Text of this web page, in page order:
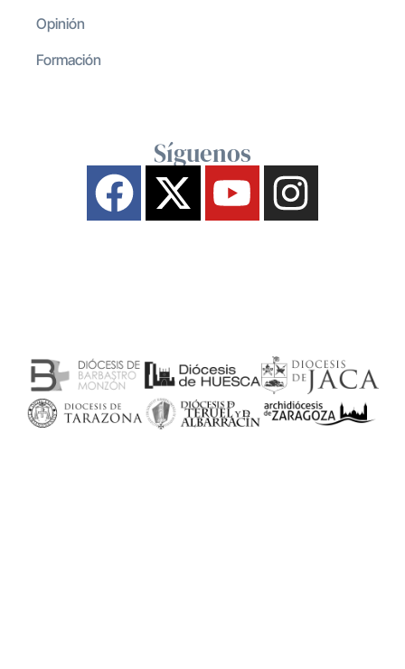
Opinión
Formación
Síguenos